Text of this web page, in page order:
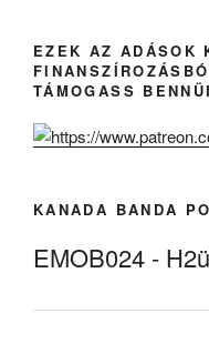
EZEK AZ ADÁSOK
TÁMOGASS
KANADA BANDA
EMOB024 -